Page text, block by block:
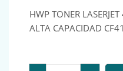
HWP TONER
ALTA CAPACIDAD